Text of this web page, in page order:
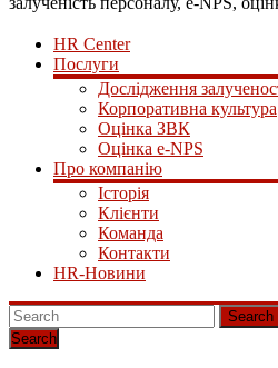
HR Center
Послуги
Дослідження
Корпоративна культура
Оцінка ЗВК
Оцінка e-NPS
Про компанію
Історія
Клієнти
Команда
Контакти
HR-Новини
Search